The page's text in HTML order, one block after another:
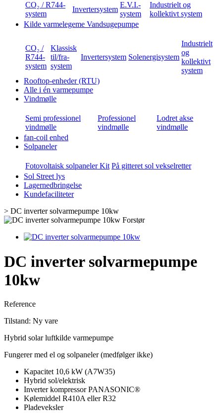
CO₂ / R744-
system
Invertersystem
E.V.I.-
system
Industrielt og
kollektivt system
Kilde varmelegeme Vandsugepumpe
CO₂ /
R744-
system
Klassisk
til/fra-
system
Invertersystem Solenergisystem
Industrielt
og
kollektivt
system
Rooftop-enheder (RTU)
Alle i én varmepumpe
Vindmølle
Semi professionel
vindmølle
Professionel
vindmølle
Lodret akse
vindmølle
fan-coil enhed
Solpaneler
Fotovoltaisk solpaneler Kit På gitteret sol vekselretter
Sol Street lys
Lagernedbringelse
Kundefaciliteter
> DC inverter solvarmepumpe 10kw
Forstør
DC inverter solvarmepumpe
10kw
Reference
Tilstand: Ny vare
Hybrid solar luftkilde varmepumpe
Fungerer med el og solpaneler (medfølger ikke)
Kapacitet 10,6 kW (A7W35)
Hybrid sol/elektrisk
Inverter kompressor PANASONIC®
Kølemiddel R410A eller R32
Pladeveksler